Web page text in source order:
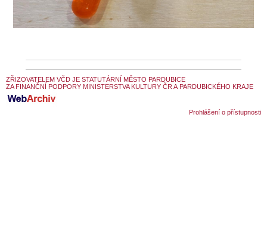
DÁLE NABÍZÍME
ZŘIZOVATELEM VČD JE STATUTÁRNÍ MĚSTO PARDUBICE
ZA FINANČNÍ PODPORY MINISTERSTVA KULTURY ČR A PARDUBICKÉHO KRAJE
Prohlášení o přístupnosti